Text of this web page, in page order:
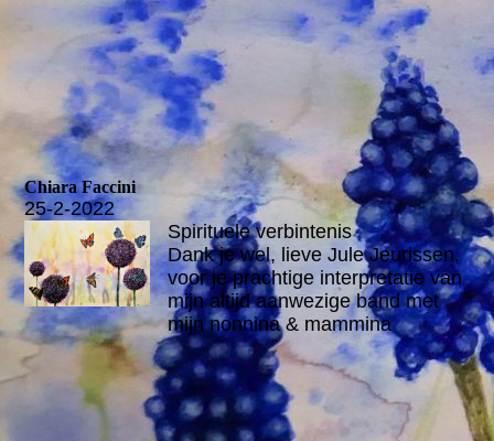
Chiara Faccini
25-2-2022
Spirituele verbintenis
Dank je wel, lieve Jule Jeurissen,
voor je prachtige interpretatie van
mijn altijd aanwezige band met
mijn nonnina & mammina